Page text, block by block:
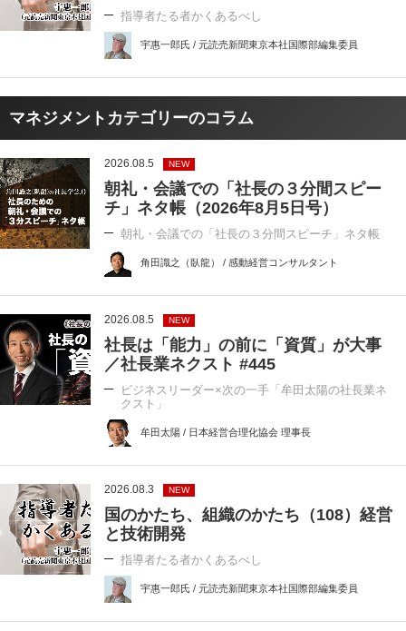
指導者たる者かくあるべし
宇惠一郎氏 / 元読売新聞東京本社国際部編集委員
マネジメントカテゴリーのコラム
2026.08.5 NEW
朝礼・会議での「社長の３分間スピー
チ」ネタ帳（2026年8月5日号）
朝礼・会議での「社長の３分間スピーチ」ネタ帳
角田識之（臥龍） / 感動経営コンサルタント
2026.08.5 NEW
社長は「能力」の前に「資質」が大事
／社長業ネクスト #445
ビジネスリーダー×次の一手「牟田太陽の社長業ネ
クスト」
牟田太陽 / 日本経営合理化協会 理事長
2026.08.3 NEW
国のかたち、組織のかたち（108）経営
と技術開発
指導者たる者かくあるべし
宇惠一郎氏 / 元読売新聞東京本社国際部編集委員